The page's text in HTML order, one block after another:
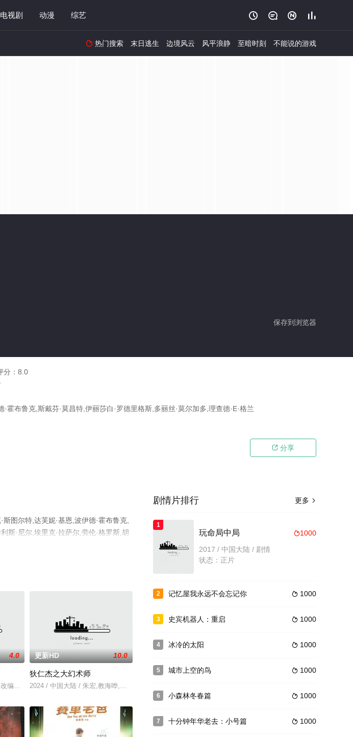
电视剧 动漫 综艺    
 热门搜索 末日逃生 边境风云 风平浪静 至暗时刻 不能说的游戏
保存到浏览器
分： 8.0
霍布鲁克,斯戴芬·莫昌特,伊丽莎白·罗德里格斯,多丽丝·莫尔加多,理查德·E·格兰
 分享
图尔特,达芙妮·基恩,波伊德·霍布鲁克,
斯·尼尔,埃里克·拉萨尔,劳伦·格罗斯,胡
减完整版电影就上天堂电影网，更多相
飞行的全过
4.0
编自历史上首位横渡英吉利海峡女泳者的真实传奇经历
更新HD 10.0
狄仁杰之大幻术师
2024 / 中国大陆 / 朱宏,教海哗,周晴
更多 
剧情片排行
1
1000
玩命局中局
2017 / 中国大陆 / 剧情
状态：正片
2  1000
记忆屋我永远不会忘记你
3  1000
史宾机器人：重启
4  1000
冰冷的太阳
5  1000
城市上空的鸟
6  1000
小森林冬春篇
7  1000
十分钟年华老去：小号篇